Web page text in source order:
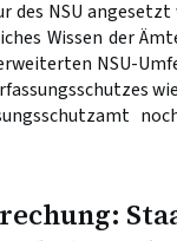
NSU angesetzt
Wissen der
NSU-